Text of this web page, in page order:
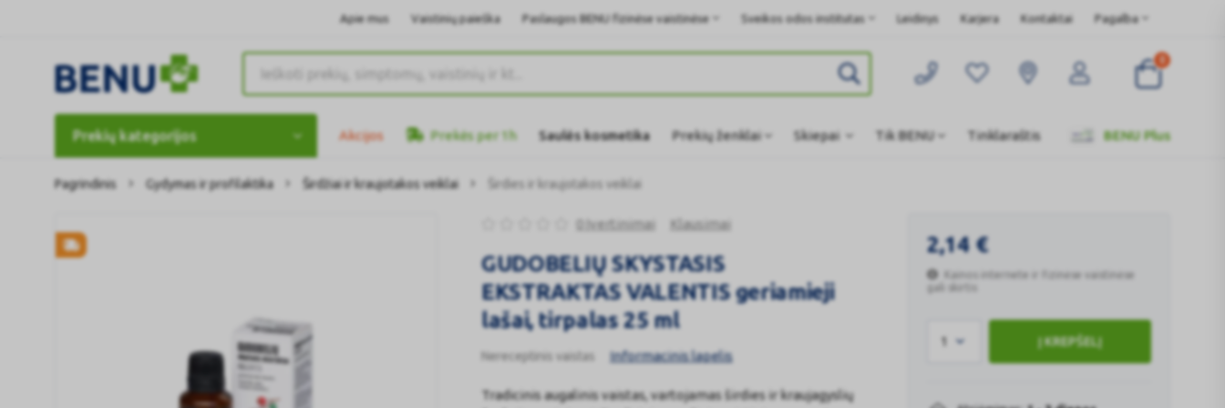
Apie mus Vaistinių paieška Paslaugos BENU fizinėse vaistinėse Sveikos odos institutas Leidinys Karjera Kontaktai Pagalba
Prekių kategorijos Akcijos Prekės per 1h Saulės kosmetika Prekių ženklai Skiepai Tik BENU Tinklaraštis BENU Plus
Pagrindinis Gydymas ir profilaktika Širdžiai ir kraujotakos veiklai Širdies ir kraujotakos veiklai
0 Įvertinimai Klausimai
GUDOBELIŲ SKYSTASIS
EKSTRAKTAS VALENTIS geriamieji
lašai, tirpalas 25 ml
Nereceptinis vaistas Informacinis lapelis
Tradicinis augalinis vaistas, vartojamas širdies ir kraujagyslių
2,14 €
Kainos internete ir fizinėse vaistinėse
gali skirtis
1 Į KREPŠELĮ